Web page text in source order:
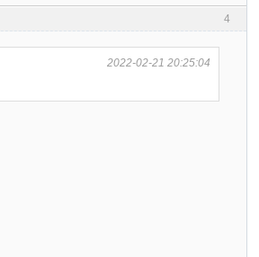
4
2022-02-21 20:25:04